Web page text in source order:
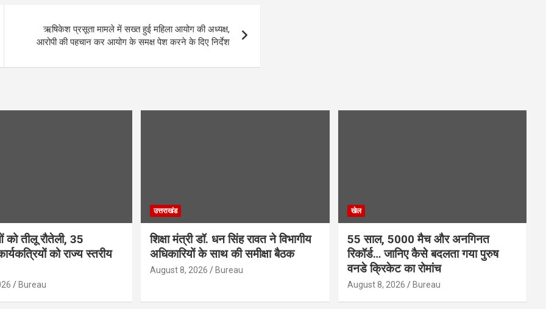
ऋषिकेश प्रसूता मामले में सख्त हुई महिला आयोग की अध्यक्ष,
आरोपी की पहचान कर आयोग के समक्ष पेश करने के दिए निर्देश
को तीलू रौतेली, 35
को राज्य स्तरीय
Bureau
उत्तराखंड
शिक्षा मंत्री डॉ. धन सिंह रावत ने विभागीय
अधिकारियों के साथ की समीक्षा बैठक
August 8, 2026 Bureau
खेल
55 साल, 5000 मैच और अनगिनत
रिकॉर्ड… जानिए कैसे बदलता गया पुरुष
वनडे क्रिकेट का रोमांच
August 8, 2026 Bureau